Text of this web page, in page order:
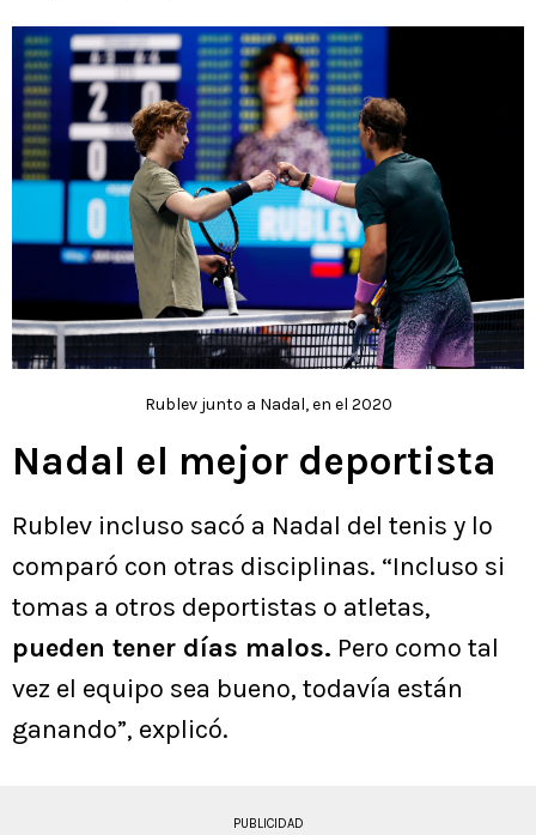
Rublev junto a Nadal, en el 2020
Nadal el mejor deportista
Rublev incluso sacó a Nadal del tenis y lo
comparó con otras disciplinas. “Incluso si
tomas a otros deportistas o atletas,
pueden tener días malos. Pero como tal
vez el equipo sea bueno, todavía están
ganando”, explicó.
PUBLICIDAD